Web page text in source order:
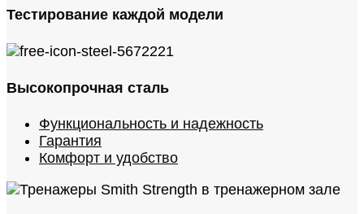
Тестирование каждой модели
Высокопрочная сталь
Функциональность и надежность
Гарантия
Комфорт и удобство